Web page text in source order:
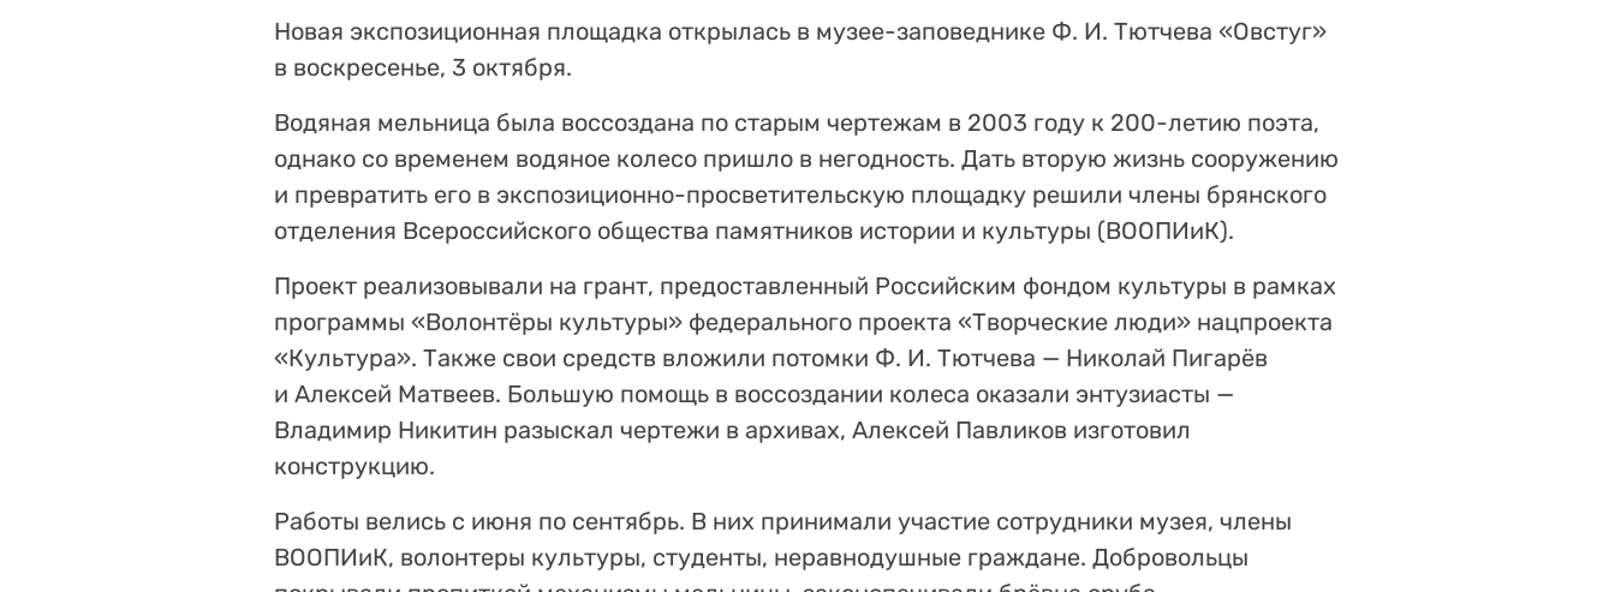
Новая экспозиционная площадка открылась в музее-заповеднике Ф. И. Тютчева «Овстуг»
в воскресенье, 3 октября.
Водяная мельница была воссоздана по старым чертежам в 2003 году к 200-летию поэта,
однако со временем водяное колесо пришло в негодность. Дать вторую жизнь сооружению
и превратить его в экспозиционно-просветительскую площадку решили члены брянского
отделения Всероссийского общества памятников истории и культуры (ВООПИиК).
Проект реализовывали на грант, предоставленный Российским фондом культуры в рамках
программы «Волонтёры культуры» федерального проекта «Творческие люди» нацпроекта
«Культура». Также свои средств вложили потомки Ф. И. Тютчева — Николай Пигарёв
и Алексей Матвеев. Большую помощь в воссоздании колеса оказали энтузиасты —
Владимир Никитин разыскал чертежи в архивах, Алексей Павликов изготовил
конструкцию.
Работы велись с июня по сентябрь. В них принимали участие сотрудники музея, члены
ВООПИиК, волонтеры культуры, студенты, неравнодушные граждане. Добровольцы